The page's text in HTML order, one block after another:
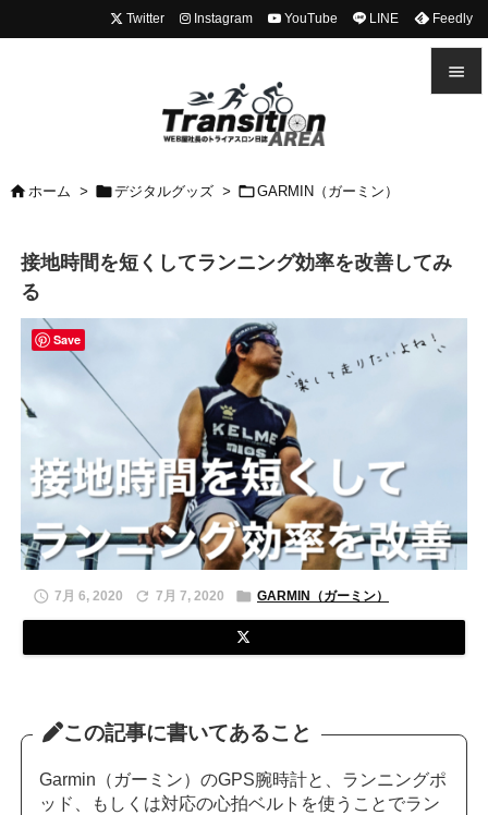

次へ
Twitter Instagram YouTube LINE Feedly
 ホーム > デジタルグッズ > GARMIN（ガーミン）
接地時間を短くしてランニング効率を改善してみ
る
 7月 6, 2020  7月 7, 2020  GARMIN（ガーミン）
この記事に書いてあること
Garmin（ガーミン）のGPS腕時計と、ランニングポ
ッド、もしくは対応の心拍ベルトを使うことでラン
Save